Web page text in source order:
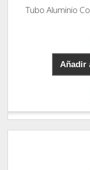
Tubo Aluminio
Añadir